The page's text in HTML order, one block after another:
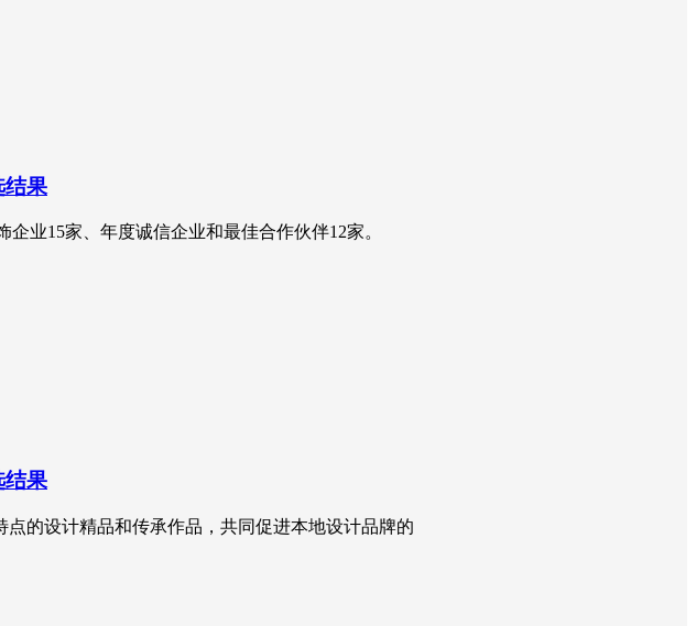
结果
业15家、年度诚信企业和最佳合作伙伴12家。
结果
的设计精品和传承作品，共同促进本地设计品牌的